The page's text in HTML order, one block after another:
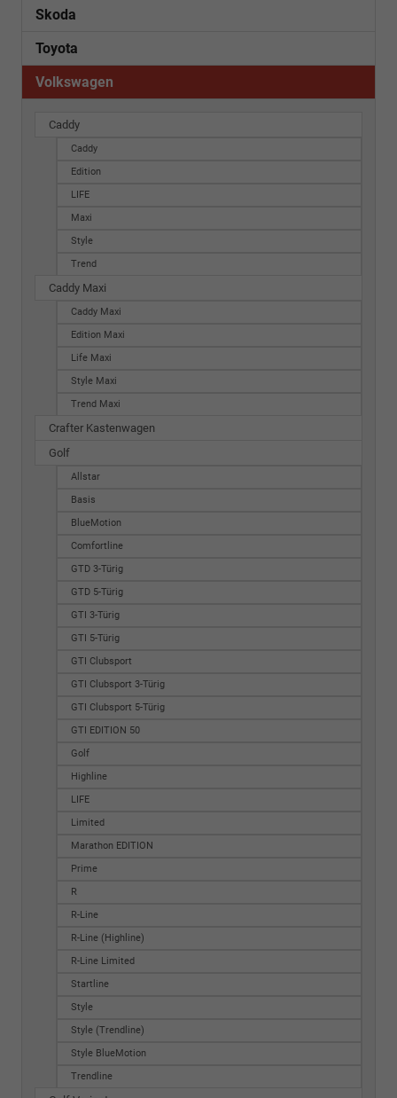
Skoda
Toyota
Volkswagen
Caddy
Caddy
Edition
LIFE
Maxi
Style
Trend
Caddy Maxi
Caddy Maxi
Edition Maxi
Life Maxi
Style Maxi
Trend Maxi
Crafter Kastenwagen
Golf
Allstar
Basis
BlueMotion
Comfortline
GTD 3-Türig
GTD 5-Türig
GTI 3-Türig
GTI 5-Türig
GTI Clubsport
GTI Clubsport 3-Türig
GTI Clubsport 5-Türig
GTI EDITION 50
Golf
Highline
LIFE
Limited
Marathon EDITION
Prime
R
R-Line
R-Line (Highline)
R-Line Limited
Startline
Style
Style (Trendline)
Style BlueMotion
Trendline